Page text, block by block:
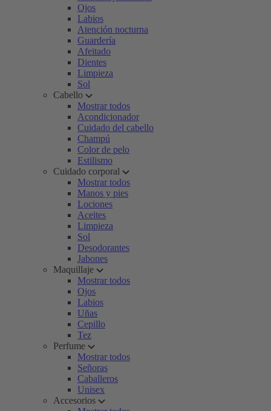
Ojos
Labios
Atención nocturna
Guardería
Afeitado
Dientes
Limpieza
Sol
Cabello
Mostrar todos
Acondicionador
Cuidado del cabello
Champú
Color de pelo
Estilismo
Cuidado corporal
Mostrar todos
Manos y pies
Lociones
Aceites
Limpieza
Sol
Desodorantes
Jabones
Maquillaje
Mostrar todos
Ojos
Labios
Uñas
Cepillo
Tez
Perfume
Mostrar todos
Señoras
Caballeros
Unisex
Accesorios